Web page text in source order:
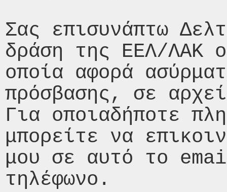
Σας επισυνάπτω
δράση της ΕΕΛ/ΛΑΚ
οποία αφορά
πρόσβασης, σε
Για οποιαδήποτε
μπορείτε να
μου σε αυτό το
τηλέφωνο.